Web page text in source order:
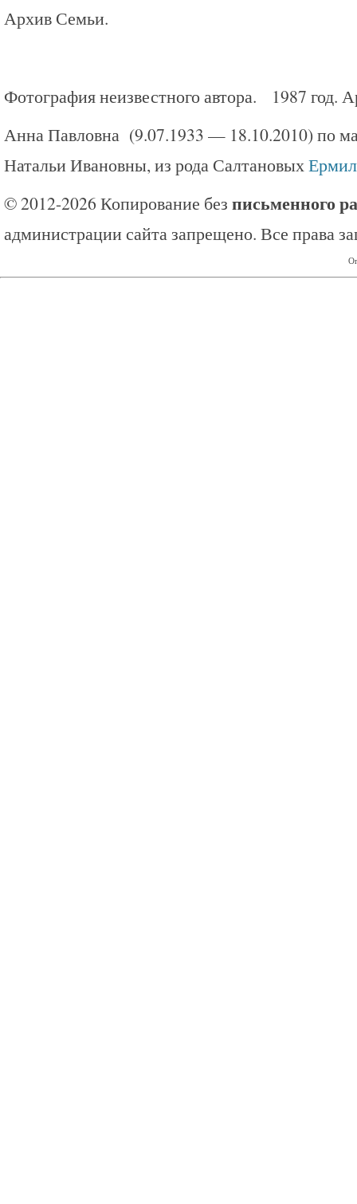
Архив Семьи.
Фотография неизвестного автора. 1987 год.
Анна Павловна (9.07.1933 — 18.10.2010) по
Натальи Ивановны, из рода Салтановых
© 2012-2026 Копирование без письменного
администрации сайта запрещено. Все права